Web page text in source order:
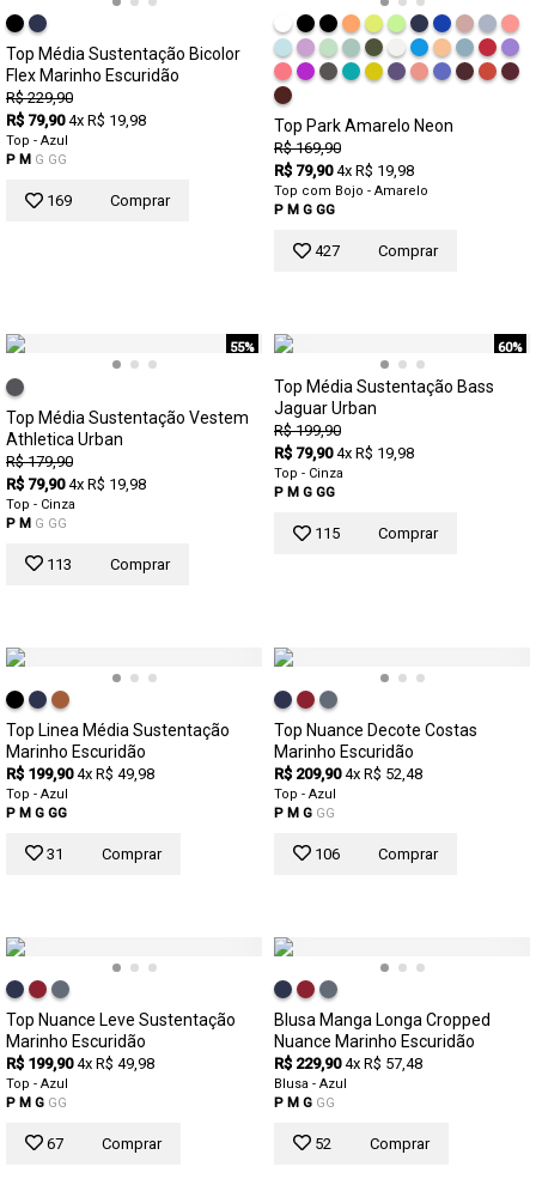
Top Média Sustentação Bicolor
Flex Marinho Escuridão
R$ 229,90
R$ 79,90 4x R$ 19,98
Top - Azul
P M G GG
169 Comprar
Top Park Amarelo Neon
R$ 169,90
R$ 79,90 4x R$ 19,98
Top com Bojo - Amarelo
P M G GG
427 Comprar
55%
Top Média Sustentação Vestem
Athletica Urban
R$ 179,90
R$ 79,90 4x R$ 19,98
Top - Cinza
P M G GG
113 Comprar
60%
Top Média Sustentação Bass
Jaguar Urban
R$ 199,90
R$ 79,90 4x R$ 19,98
Top - Cinza
P M G GG
115 Comprar
Top Linea Média Sustentação
Marinho Escuridão
R$ 199,90 4x R$ 49,98
Top - Azul
P M G GG
31 Comprar
Top Nuance Decote Costas
Marinho Escuridão
R$ 209,90 4x R$ 52,48
Top - Azul
P M G GG
106 Comprar
Top Nuance Leve Sustentação
Marinho Escuridão
R$ 199,90 4x R$ 49,98
Top - Azul
P M G GG
67 Comprar
Blusa Manga Longa Cropped
Nuance Marinho Escuridão
R$ 229,90 4x R$ 57,48
Blusa - Azul
P M G GG
52 Comprar